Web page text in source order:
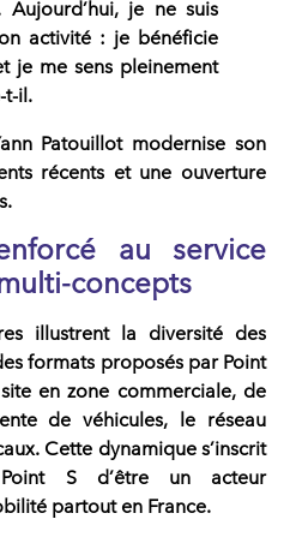
Aujourd’hui, je ne suis
activité : je bénéficie
je me sens pleinement
t-il.
Patouillot modernise son
récents et une ouverture
au service
concepts
illustrent la diversité des
formats proposés par Point
en zone commerciale, de
de véhicules, le réseau
Cette dynamique s’inscrit
S d’être un acteur
partout en France.